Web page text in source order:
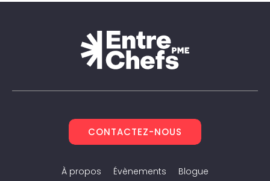
CONTACTEZ-NOUS
À propos Évènements
Blogue